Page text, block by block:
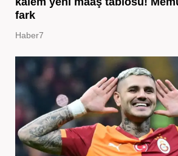
fark
Haber7